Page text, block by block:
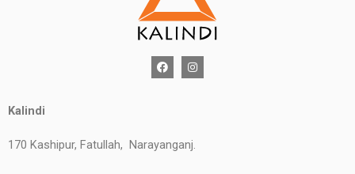
Kalindi
170 Kashipur, Fatullah, Narayanganj.